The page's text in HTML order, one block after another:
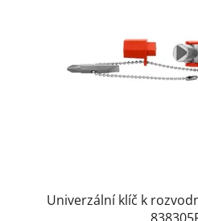
Univerzální klíč k